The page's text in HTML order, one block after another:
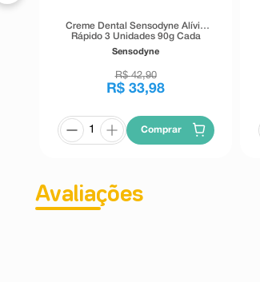
Creme Dental Sensodyne Alívio
Rápido 3 Unidades 90g Cada
Sensodyne
R$ 42,90
R$ 33,98
Comprar
Avaliações